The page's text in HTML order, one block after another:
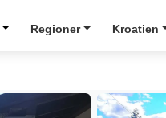
Regioner Kroatien